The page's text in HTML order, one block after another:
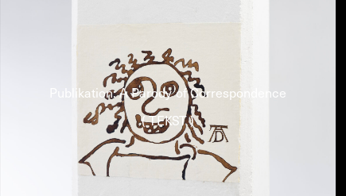
Publikation: A Parody of Correspondence
( TEKST )